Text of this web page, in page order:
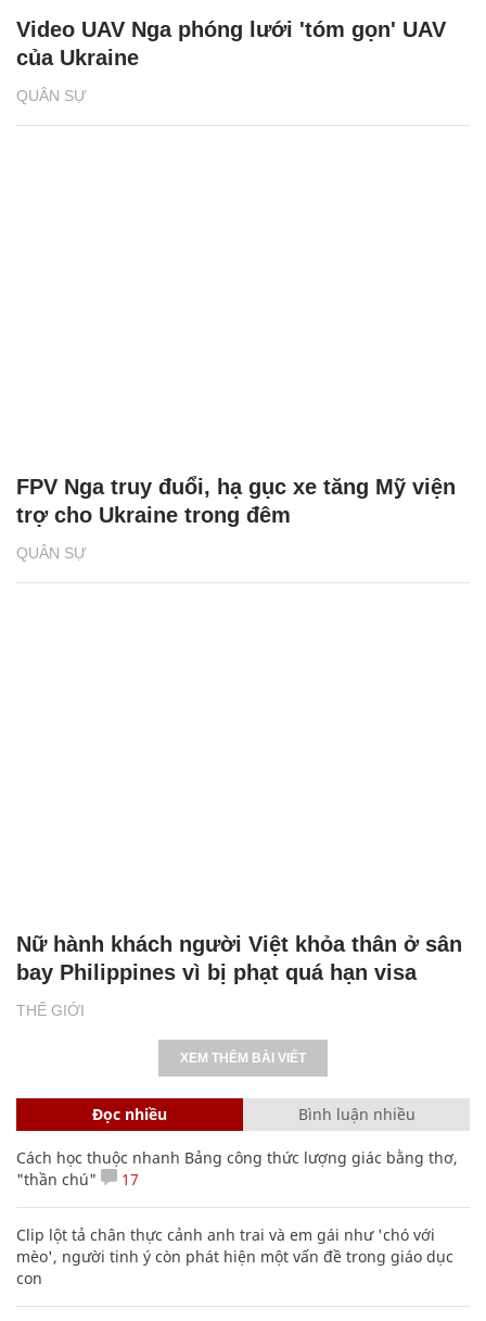
QUÂN SỰ
Video UAV Nga phóng lưới 'tóm gọn' UAV
của Ukraine
QUÂN SỰ
FPV Nga truy đuổi, hạ gục xe tăng Mỹ viện
trợ cho Ukraine trong đêm
THẾ GIỚI
Nữ hành khách người Việt khỏa thân ở sân
bay Philippines vì bị phạt quá hạn visa
XEM THÊM BÀI VIẾT
Đọc nhiều Bình luận nhiều
Cách học thuộc nhanh Bảng công thức lượng giác bằng thơ,
"thần chú"
17
Clip lột tả chân thực cảnh anh trai và em gái như 'chó với
mèo', người tinh ý còn phát hiện một vấn đề trong giáo dục
con